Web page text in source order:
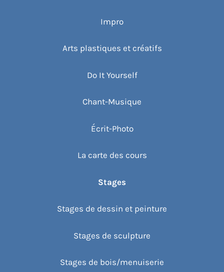
Impro
Arts plastiques et créatifs
Do It Yourself
Chant-Musique
Écrit-Photo
La carte des cours
Stages
Stages de dessin et peinture
Stages de sculpture
Stages de bois/menuiserie